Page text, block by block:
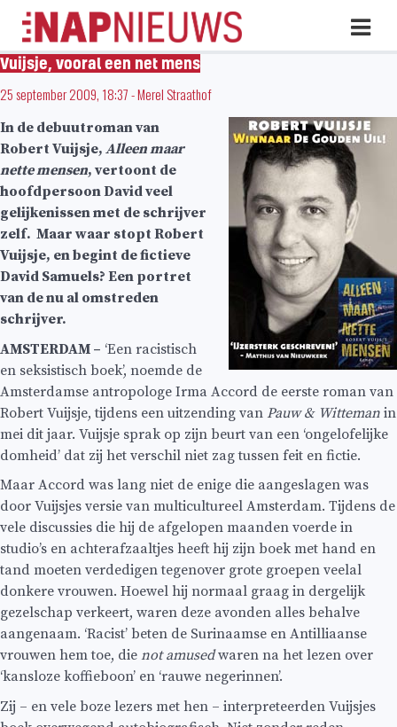
Skip
naar
inhoud
Vuijsje, vooral een net mens
25 september 2009, 18:37-Merel Straathof
In de debuutroman van
Robert Vuijsje, Alleen maar
nette mensen, vertoont de
hoofdpersoon David veel
gelijkenissen met de schrijver
zelf. Maar waar stopt Robert
Vuijsje, en begint de fictieve
David Samuels? Een portret
van de nu al omstreden
schrijver.
AMSTERDAM – ‘Een racistisch
en seksistisch boek’, noemde de
Amsterdamse antropologe Irma Accord de eerste roman van
Robert Vuijsje, tijdens een uitzending van Pauw & Witteman in
mei dit jaar. Vuijsje sprak op zijn beurt van een ‘ongelofelijke
domheid’ dat zij het verschil niet zag tussen feit en fictie.
Maar Accord was lang niet de enige die aangeslagen was
door Vuijsjes versie van multicultureel Amsterdam. Tijdens de
vele discussies die hij de afgelopen maanden voerde in
studio’s en achterafzaaltjes heeft hij zijn boek met hand en
tand moeten verdedigen tegenover grote groepen veelal
donkere vrouwen. Hoewel hij normaal graag in dergelijk
gezelschap verkeert, waren deze avonden alles behalve
aangenaam. ‘Racist’ beten de Surinaamse en Antilliaanse
vrouwen hem toe, die not amusedwaren na het lezen over
‘kansloze koffieboon’ en ‘rauwe negerinnen’.
Zij – en vele boze lezers met hen – interpreteerden Vuijsjes